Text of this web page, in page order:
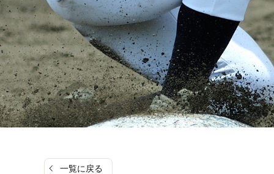
日本プロスポーツ専門学校とは
就職・資格
募集要項
一覧に戻る